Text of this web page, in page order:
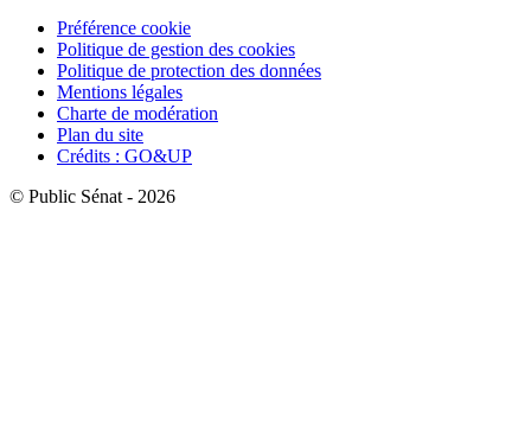
Préférence cookie
Politique de gestion des cookies
Politique de protection des données
Mentions légales
Charte de modération
Plan du site
Crédits : GO&UP
© Public Sénat - 2026